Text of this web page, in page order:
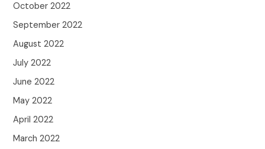
October 2022
September 2022
August 2022
July 2022
June 2022
May 2022
April 2022
March 2022